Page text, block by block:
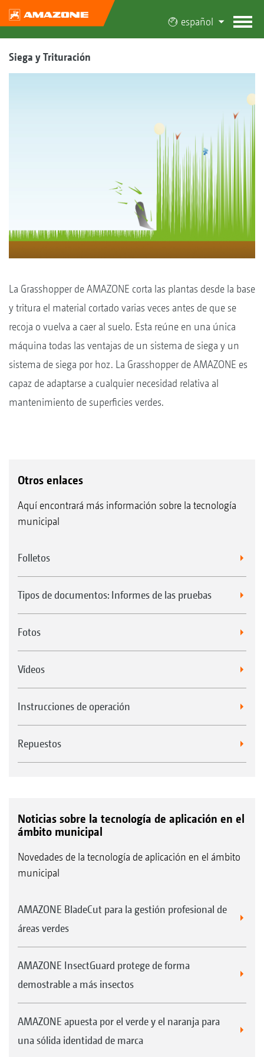
español
Siega y Trituración
La Grasshopper de AMAZONE corta las plantas desde la base
y tritura el material cortado varias veces antes de que se
recoja o vuelva a caer al suelo. Esta reúne en una única
máquina todas las ventajas de un sistema de siega y un
sistema de siega por hoz. La Grasshopper de AMAZONE es
capaz de adaptarse a cualquier necesidad relativa al
mantenimiento de superficies verdes.
Otros enlaces
Aquí encontrará más información sobre la tecnología
municipal
Folletos
Tipos de documentos: Informes de las pruebas
Fotos
Vídeos
Instrucciones de operación
Repuestos
Noticias sobre la tecnología de aplicación en el
ámbito municipal
Novedades de la tecnología de aplicación en el ámbito
municipal
AMAZONE BladeCut para la gestión profesional de
áreas verdes
AMAZONE InsectGuard protege de forma
demostrable a más insectos
AMAZONE apuesta por el verde y el naranja para
una sólida identidad de marca